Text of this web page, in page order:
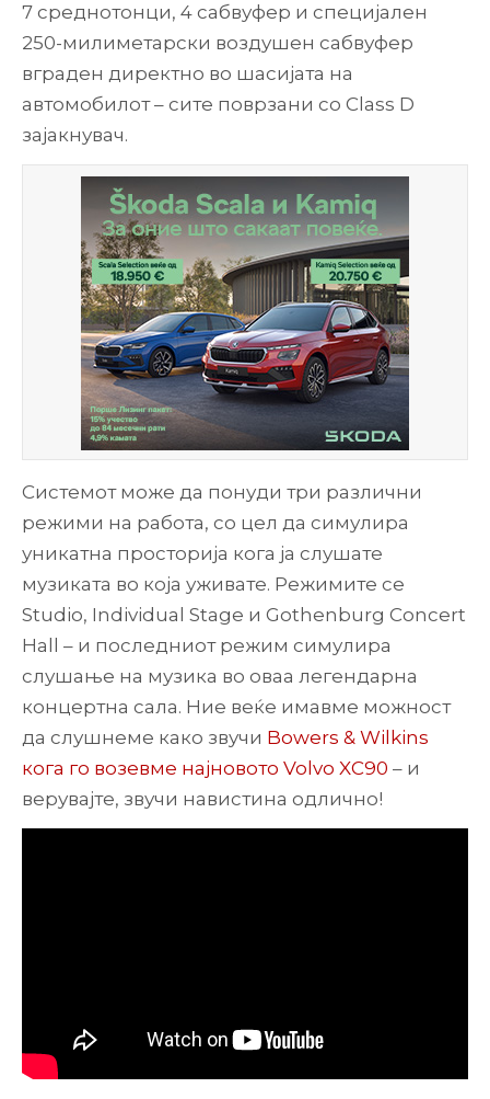
7 среднотонци, 4 сабвуфер и специјален
250-милиметарски воздушен сабвуфер
вграден директно во шасијата на
автомобилот – сите поврзани со Class D
зајакнувач.
Системот може да понуди три различни
режими на работа, со цел да симулира
уникатна просторија кога ја слушате
музиката во која уживате. Режимите се
Studio, Individual Stage и Gothenburg Concert
Hall – и последниот режим симулира
слушање на музика во оваа легендарна
концертна сала. Ние веќе имавме можност
да слушнеме како звучи Bowers & Wilkins
кога го возевме најновото Volvo XC90 – и
верувајте, звучи навистина одлично!